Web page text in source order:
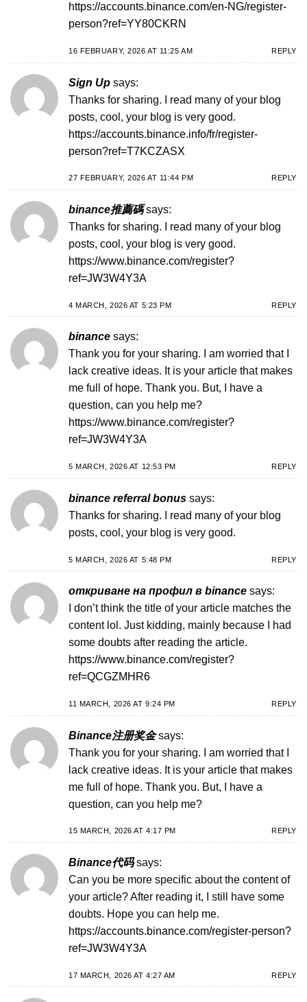
https://accounts.binance.com/en-NG/register-
person?ref=YY80CKRN
16 FEBRUARY, 2026 AT 11:25 AM REPLY
Sign Up says:
Thanks for sharing. I read many of your blog
posts, cool, your blog is very good.
https://accounts.binance.info/fr/register-
person?ref=T7KCZASX
27 FEBRUARY, 2026 AT 11:44 PM REPLY
binance推薦碼 says:
Thanks for sharing. I read many of your blog
posts, cool, your blog is very good.
https://www.binance.com/register?
ref=JW3W4Y3A
4 MARCH, 2026 AT 5:23 PM REPLY
binance says:
Thank you for your sharing. I am worried that I
lack creative ideas. It is your article that makes
me full of hope. Thank you. But, I have a
question, can you help me?
https://www.binance.com/register?
ref=JW3W4Y3A
5 MARCH, 2026 AT 12:53 PM REPLY
binance referral bonus says:
Thanks for sharing. I read many of your blog
posts, cool, your blog is very good.
5 MARCH, 2026 AT 5:48 PM REPLY
откриване на профил в binance says:
I don’t think the title of your article matches the
content lol. Just kidding, mainly because I had
some doubts after reading the article.
https://www.binance.com/register?
ref=QCGZMHR6
11 MARCH, 2026 AT 9:24 PM REPLY
Binance注册奖金 says:
Thank you for your sharing. I am worried that I
lack creative ideas. It is your article that makes
me full of hope. Thank you. But, I have a
question, can you help me?
15 MARCH, 2026 AT 4:17 PM REPLY
Binance代码 says:
Can you be more specific about the content of
your article? After reading it, I still have some
doubts. Hope you can help me.
https://accounts.binance.com/register-person?
ref=JW3W4Y3A
17 MARCH, 2026 AT 4:27 AM REPLY